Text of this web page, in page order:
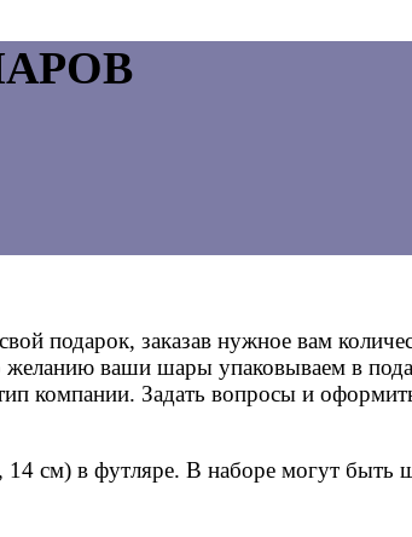
подарок, заказав нужное вам
ваши шары упаковываем в
компании. Задать вопросы и
см) в футляре. В наборе могут